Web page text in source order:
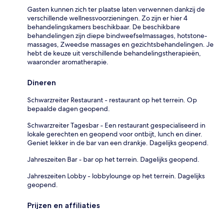
Gasten kunnen zich ter plaatse laten verwennen dankzij de
verschillende wellnessvoorzieningen. Zo zijn er hier 4
behandelingskamers beschikbaar. De beschikbare
behandelingen zijn diepe bindweefselmassages, hotstone-
massages, Zweedse massages en gezichtsbehandelingen. Je
hebt de keuze uit verschillende behandelingstherapieën,
waaronder aromatherapie.
Dineren
Schwarzreiter Restaurant - restaurant op het terrein. Op
bepaalde dagen geopend.
Schwarzreiter Tagesbar - Een restaurant gespecialiseerd in
lokale gerechten en geopend voor ontbijt, lunch en diner.
Geniet lekker in de bar van een drankje. Dagelijks geopend.
Jahreszeiten Bar - bar op het terrein. Dagelijks geopend.
Jahreszeiten Lobby - lobbylounge op het terrein. Dagelijks
geopend.
Prijzen en affiliaties